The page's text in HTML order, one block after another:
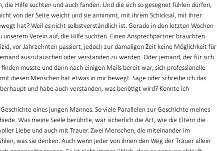
die Hilfe suchten und auch fanden. Und die sich so gesegnet fühlen dürfen,
von der Seite weicht und sie annimmt, mit ihrem Schicksal, mit ihrer
hat? Weil es nicht selbstverständlich ist. Gerade in den letzten Wochen
Verein auf, die Hilfe suchten. Einen Ansprechpartner brauchten.
vor Jahrzehnten passiert, jedoch zur damaligen Zeit keine Möglichkeit für
auszutauschen oder verstanden zu werden. Oder jemand, der für sich
musste und dann nach einigen Mails bereit war, sich professionelle
diesen Menschen hat etwas in mir bewegt. Sage oder schreibe ich das
und habe auch verstanden, was benötigt wird? Konnte ich
eines jungen Mannes. So viele Parallelen zur Geschichte meines
Was meine Seele berührte, war sicherlich die Art, wie die Eltern die
Liebe und auch mit Trauer. Zwei Menschen, die miteinander im
was sie denken. Auch wenn jeder von ihnen den Weg der Trauer allein